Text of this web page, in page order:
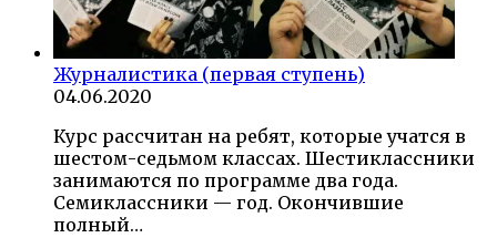
Журналистика (первая ступень)
04.06.2020
Курс рассчитан на ребят, которые учатся в
шестом-седьмом классах. Шестиклассники
занимаются по программе два года.
Семиклассники — год. Окончившие
полный…